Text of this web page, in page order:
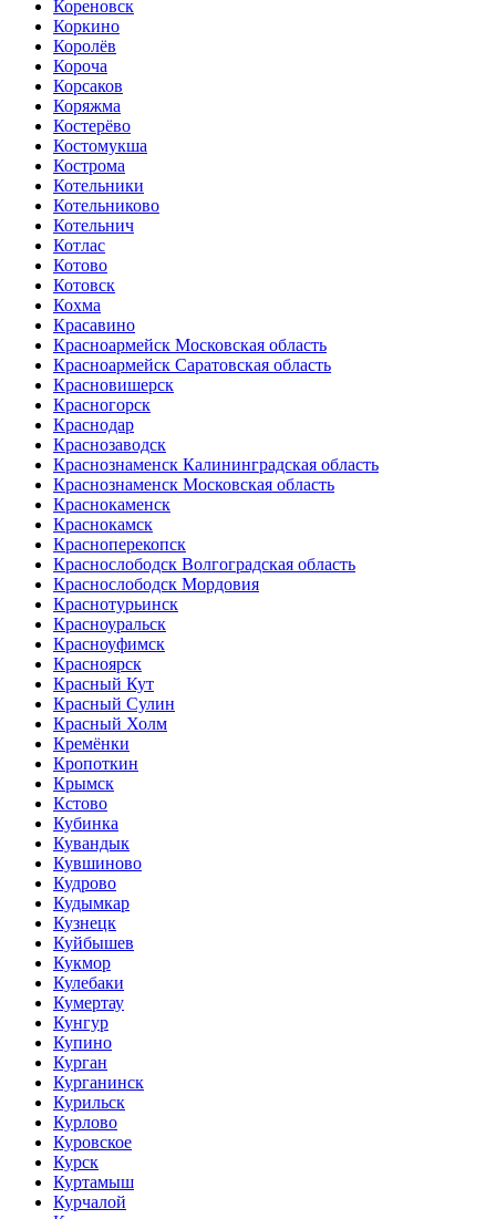
Кореновск
Коркино
Королёв
Короча
Корсаков
Коряжма
Костерёво
Костомукша
Кострома
Котельники
Котельниково
Котельнич
Котлас
Котово
Котовск
Кохма
Красавино
Красноармейск Московская область
Красноармейск Саратовская область
Красновишерск
Красногорск
Краснодар
Краснозаводск
Краснознаменск Калининградская область
Краснознаменск Московская область
Краснокаменск
Краснокамск
Красноперекопск
Краснослободск Волгоградская область
Краснослободск Мордовия
Краснотурьинск
Красноуральск
Красноуфимск
Красноярск
Красный Кут
Красный Сулин
Красный Холм
Кремёнки
Кропоткин
Крымск
Кстово
Кубинка
Кувандык
Кувшиново
Кудрово
Кудымкар
Кузнецк
Куйбышев
Кукмор
Кулебаки
Кумертау
Кунгур
Купино
Курган
Курганинск
Курильск
Курлово
Куровское
Курск
Куртамыш
Курчалой